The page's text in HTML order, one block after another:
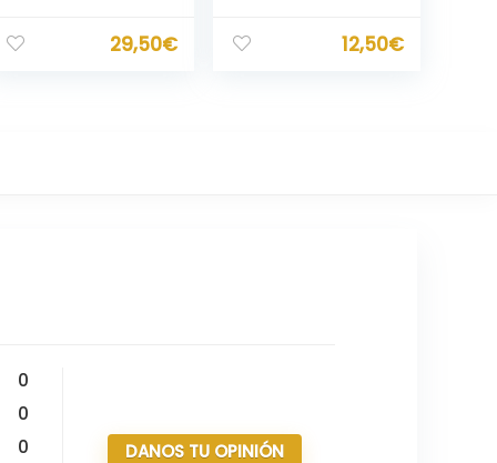
29,50€ 12,50€
0
0
0
DANOS TU OPINIÓN